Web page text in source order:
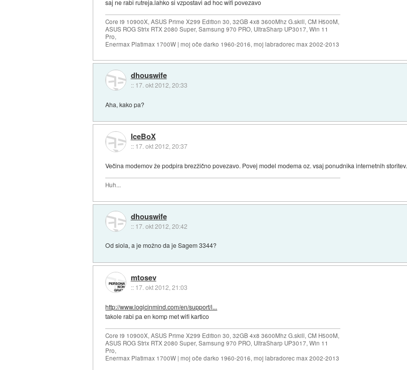
saj ne rabi rutreja.lahko si vzpostavi ad hoc wifi povezavo
Core i9 10900X, ASUS Prime X299 Edition 30, 32GB 4x8 3600Mhz G.skill, CM H500M,
ASUS ROG Strix RTX 2080 Super, Samsung 970 PRO, UltraSharp UP3017, Win 11
Pro,
Enermax Platimax 1700W | moj oče darko 1960-2016, moj labradorec max 2002-2013
dhouswife
:: 17. okt 2012, 20:33
Aha, kako pa?
IceBoX
:: 17. okt 2012, 20:37
Večina modemov že podpira brezžično povezavo. Povej model modema oz. vsaj ponudnika internetnih storitev.
Huh...
dhouswife
:: 17. okt 2012, 20:42
Od siola, a je možno da je Sagem 3344?
mtosev
:: 17. okt 2012, 21:03
http://www.logicinmind.com/en/support/i...
takole rabi pa en komp met wifi kartico
Core i9 10900X, ASUS Prime X299 Edition 30, 32GB 4x8 3600Mhz G.skill, CM H500M,
ASUS ROG Strix RTX 2080 Super, Samsung 970 PRO, UltraSharp UP3017, Win 11
Pro,
Enermax Platimax 1700W | moj oče darko 1960-2016, moj labradorec max 2002-2013